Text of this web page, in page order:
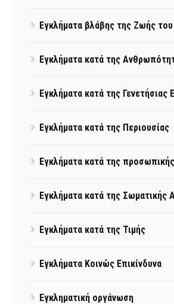
Εγκλήματα βλάβης της Ζωής
Εγκλήματα κατά της
Εγκλήματα κατά της Γενετήσιας
Εγκλήματα κατά της Περιουσίας
Εγκλήματα κατά της
Εγκλήματα κατά της Σωματικής
Εγκλήματα κατά της Τιμής
Εγκλήματα Κοινώς Επικίνδυνα
Εγκληματική οργάνωση